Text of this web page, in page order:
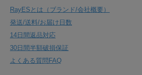
RayESとは（ブランド/会社概要）
発送/送料/お届け日数
14日間返品対応
30日間半額破損保証
よくある質問FAQ